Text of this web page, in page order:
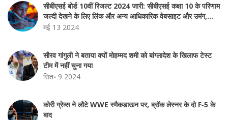
सीबीएसई बोर्ड 10वीं रिजल्ट 2024 जारी: सीबीएसई कक्षा 10 के परिणाम
जल्दी देखने के लिए लिंक और अन्य आधिकारिक वेबसाइट और उमंग,
डिजिलॉकर ऐप
मई 13 2024
सौरव गांगुली ने बताया क्यों मोहम्मद शमी को बांग्लादेश के खिलाफ टेस्ट
टीम में नहीं चुना गया
सित॰ 9 2024
कोरी ग्रेव्स ने लौटे WWE स्मैकडाऊन पर, ब्रॉक लेस्नर के दो F‑5 के
बाद